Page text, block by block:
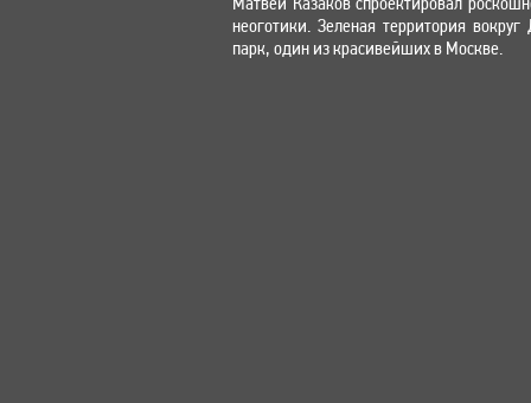
Матвей Казаков спроектировал
неоготики. Зеленая территория
парк, один из красивейших в Москве.